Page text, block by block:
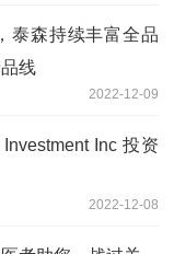
泰森持续丰富全品
线
2022-12-09
Inc 投资
2022-12-08